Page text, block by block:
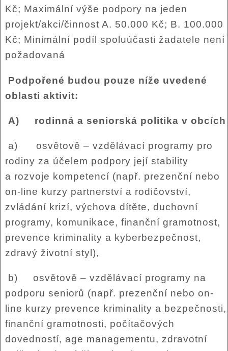
Kč; Maximální výše podpory na jeden
projekt/akci/činnost A. 50.000 Kč; B. 100.000
Kč; Minimální podíl spoluúčasti žadatele není
požadovaná
Podpořené budou pouze níže uvedené
oblasti aktivit:
A) rodinná a seniorská politika v obcích
a) osvětově – vzdělávací programy pro
rodiny za účelem podpory její stability
a rozvoje kompetencí (např. prezenční nebo
on-line kurzy partnerství a rodičovství,
zvládání krizí, výchova dítěte, duchovní
programy, komunikace, finanční gramotnost,
prevence kriminality a kyberbezpečnost,
zdravý životní styl),
b) osvětově – vzdělávací programy na
podporu seniorů (např. prezenční nebo on-
line kurzy prevence kriminality a bezpečnosti,
finanční gramotnosti, počítačových
dovedností, age managementu, zdravotní